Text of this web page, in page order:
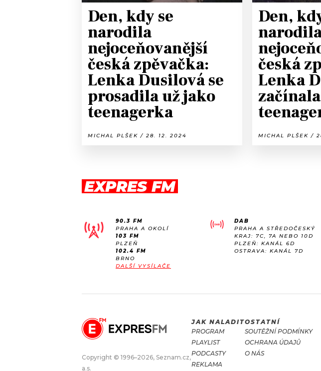
PROGRAM
JAK NALADIT
SOUTĚŽE
Den, kdy se
narodila
nejoceňovanější
česká zpěvačka:
Lenka Dusilová se
prosadila už jako
teenagerka
MICHAL PLŠEK / 28. 12. 2024
Den,
česká
Lenka
MICHAL PLŠEK /
EXPRES FM
90.3 FM
PRAHA A OKOLÍ
103 FM
PLZEŇ
102.4 FM
BRNO
DALŠÍ VYSÍLAČE
DAB
PRAHA A STŘEDOČESKÝ
KRAJ: 7C, 7A NEBO 10D
PLZEŇ: KANÁL 6D
OSTRAVA: KANÁL 7D
Copyright © 1996–2026, Seznam.cz,
a.s.
JAK NALADIT
PROGRAM
PLAYLIST
PODCASTY
REKLAMA
OSTATNÍ
SOUTĚŽNÍ PODMÍNKY
OCHRANA ÚDAJŮ
O NÁS